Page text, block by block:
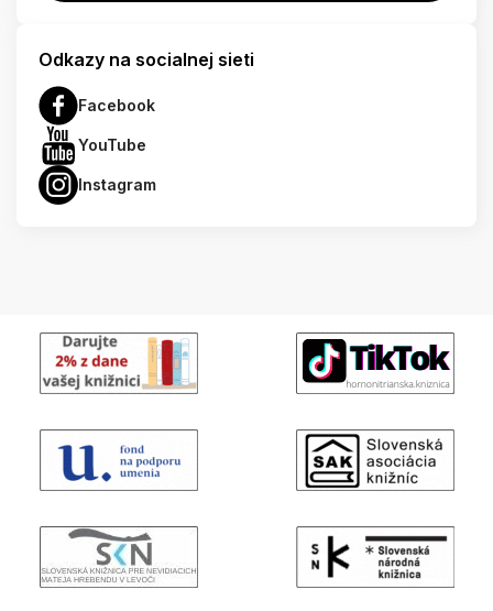
Odkazy na socialnej sieti
Facebook
YouTube
Instagram